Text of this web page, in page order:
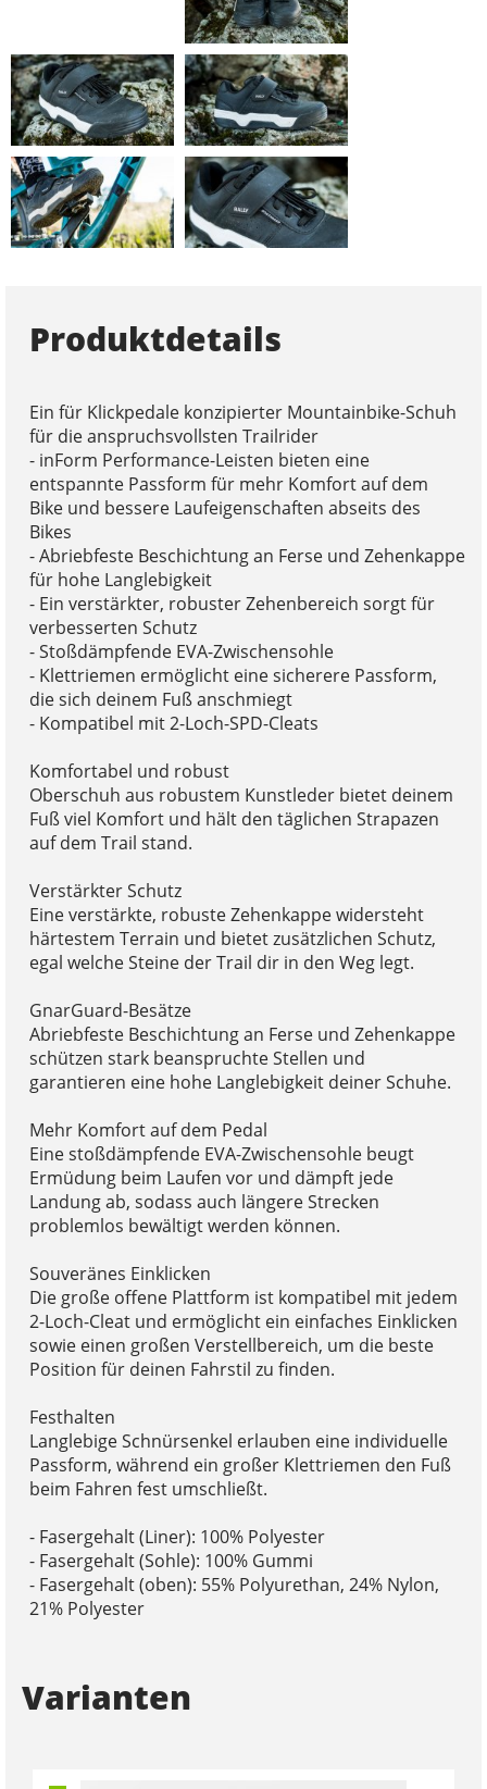
Produktdetails
Ein für Klickpedale konzipierter Mountainbike-Schuh
für die anspruchsvollsten Trailrider
- inForm Performance-Leisten bieten eine
entspannte Passform für mehr Komfort auf dem
Bike und bessere Laufeigenschaften abseits des
Bikes
- Abriebfeste Beschichtung an Ferse und Zehenkappe
für hohe Langlebigkeit
- Ein verstärkter, robuster Zehenbereich sorgt für
verbesserten Schutz
- Stoßdämpfende EVA-Zwischensohle
- Klettriemen ermöglicht eine sicherere Passform,
die sich deinem Fuß anschmiegt
- Kompatibel mit 2-Loch-SPD-Cleats
Komfortabel und robust
Oberschuh aus robustem Kunstleder bietet deinem
Fuß viel Komfort und hält den täglichen Strapazen
auf dem Trail stand.
Verstärkter Schutz
Eine verstärkte, robuste Zehenkappe widersteht
härtestem Terrain und bietet zusätzlichen Schutz,
egal welche Steine der Trail dir in den Weg legt.
GnarGuard-Besätze
Abriebfeste Beschichtung an Ferse und Zehenkappe
schützen stark beanspruchte Stellen und
garantieren eine hohe Langlebigkeit deiner Schuhe.
Mehr Komfort auf dem Pedal
Eine stoßdämpfende EVA-Zwischensohle beugt
Ermüdung beim Laufen vor und dämpft jede
Landung ab, sodass auch längere Strecken
problemlos bewältigt werden können.
Souveränes Einklicken
Die große offene Plattform ist kompatibel mit jedem
2-Loch-Cleat und ermöglicht ein einfaches Einklicken
sowie einen großen Verstellbereich, um die beste
Position für deinen Fahrstil zu finden.
Festhalten
Langlebige Schnürsenkel erlauben eine individuelle
Passform, während ein großer Klettriemen den Fuß
beim Fahren fest umschließt.
- Fasergehalt (Liner): 100% Polyester
- Fasergehalt (Sohle): 100% Gummi
- Fasergehalt (oben): 55% Polyurethan, 24% Nylon,
21% Polyester
Varianten